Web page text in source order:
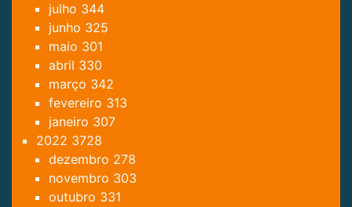
julho 344
junho 325
maio 301
abril 330
março 342
fevereiro 313
janeiro 307
2022 3728
dezembro 278
novembro 303
outubro 331